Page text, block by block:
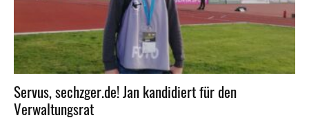
Servus, sechzger.de! Jan kandidiert für den
Verwaltungsrat